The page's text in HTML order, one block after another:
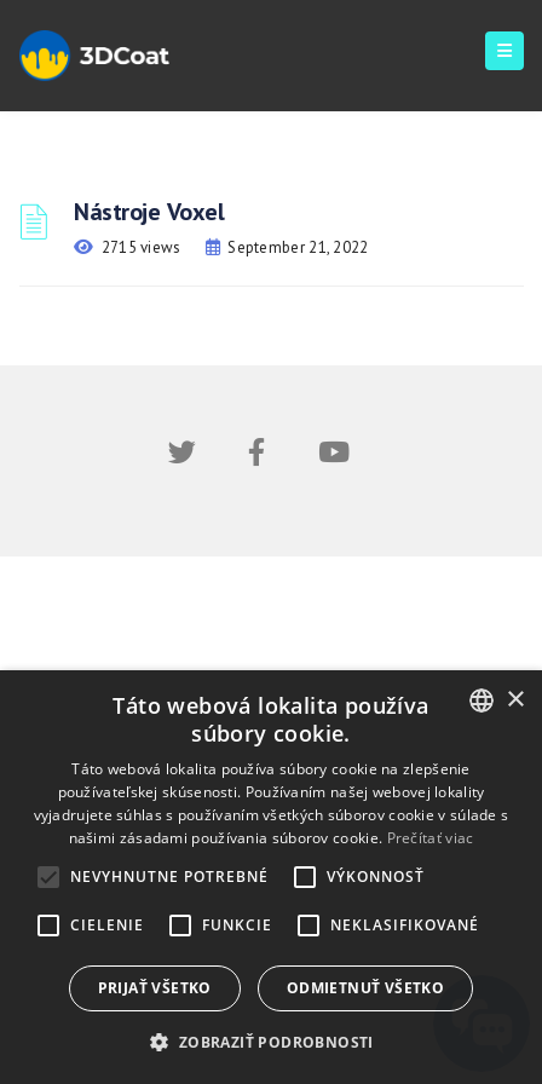
Nástroje Voxel
2715 views September 21, 2022
ENGLISH
BULGARIAN
CROATIAN
CZECH
DANISH
DUTCH
ESTONIAN
×
Táto webová lokalita používa
súbory cookie.
Táto webová lokalita používa súbory cookie na zlepšenie
používateľskej skúsenosti. Používaním našej webovej lokality
vyjadrujete súhlas s používaním všetkých súborov cookie v súlade s
našimi zásadami používania súborov cookie. Prečítať viac
NEVYHNUTNE POTREBNÉ
VÝKONNOSŤ
CIELENIE FUNKCIE NEKLASIFIKOVANÉ
PRIJAŤ VŠETKO ODMIETNUŤ VŠETKO
ZOBRAZIŤ PODROBNOSTI